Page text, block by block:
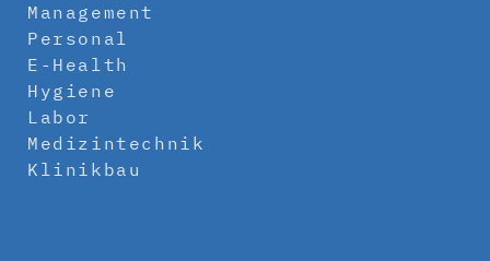
Management
Personal
E-Health
Hygiene
Labor
Medizintechnik
Klinikbau